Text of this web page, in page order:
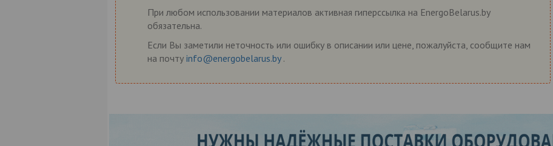
При любом использовании материалов активная гиперссылка на EnergoBelarus.by
обязательна.
Если Вы заметили неточность или ошибку в описании или цене, пожалуйста, сообщите нам
на почту info@energobelarus.by .